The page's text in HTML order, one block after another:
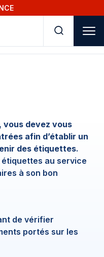
, vous devez vous
afin d’établir un
des étiquettes.
au service
à son bon
de vérifier
portés sur les